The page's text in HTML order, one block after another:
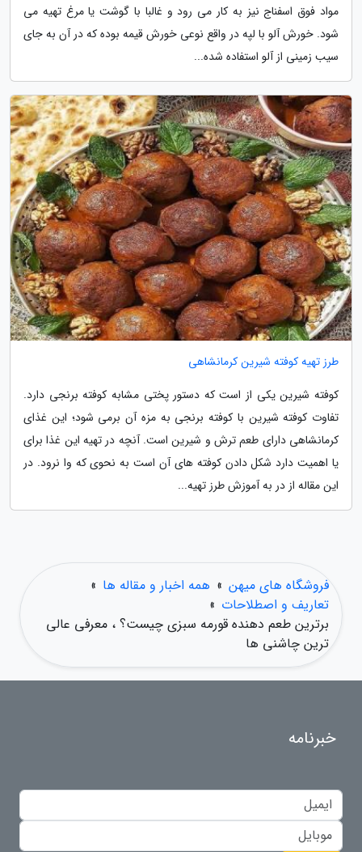
مواد فوق اسفناج نیز به کار می رود و غالبا با گوشت یا مرغ تهیه می
شود. خورش آلو با لپه در واقع نوعی خورش قیمه بوده که در آن به جای
سیب زمینی از آلو استفاده شده...
طرز تهیه کوفته شیرین کرمانشاهی
کوفته شیرین یکی از است که دستور پختی مشابه کوفته برنجی دارد.
تفاوت کوفته شیرین با کوفته برنجی به مزه آن برمی شود؛ این غذای
کرمانشاهی دارای طعم ترش و شیرین است. آنچه در تهیه این غذا برای
یا اهمیت دارد شکل دادن کوفته های آن است به نحوی که وا نرود. در
این مقاله از در به آموزش طرز تهیه...
فروشگاه های میهن » همه اخبار و مقاله ها »
تعاریف و اصطلاحات »
برترین طعم دهنده قورمه سبزی چیست؟ ، معرفی عالی
ترین چاشنی ها
خبرنامه